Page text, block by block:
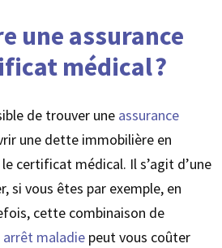
une assurance
médical ?
de trouver une assurance
une dette immobilière en
certificat médical. Il s’agit d’une
si vous êtes par exemple, en
cette combinaison de
maladiepeut vous coûter